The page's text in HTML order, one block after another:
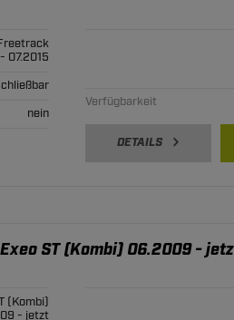
07.2015
nein
Verfügbarkeit
DETAILS
ST (Kombi) 06.2009 -
(Kombi)
- jetzt